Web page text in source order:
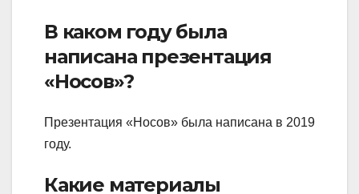
В каком году была
написана презентация
«Носов»?
Презентация «Носов» была написана в 2019
году.
Какие материалы